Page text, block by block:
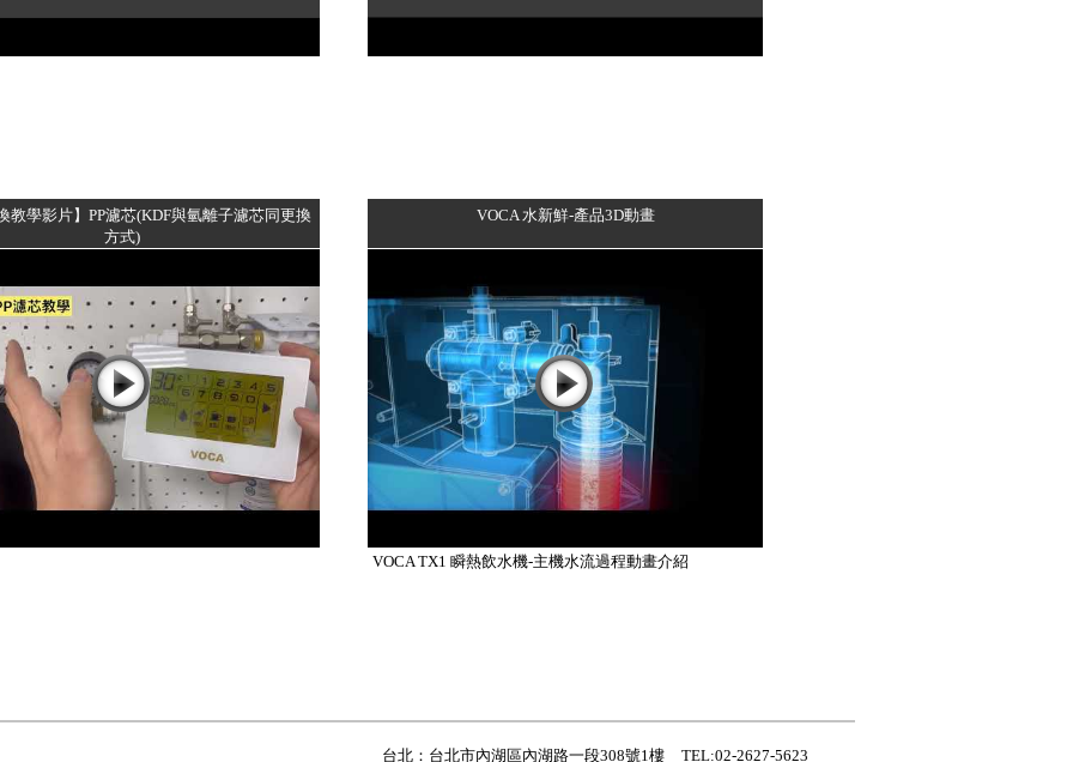
教學影片】PP濾芯(KDF與氫離子濾芯同更換
方式)
VOCA 水新鮮-產品3D動畫
VOCA TX1 瞬熱飲水機-主機水流過程動畫介紹
台北：台北市內湖區內湖路一段308號1樓 TEL:02-2627-5623